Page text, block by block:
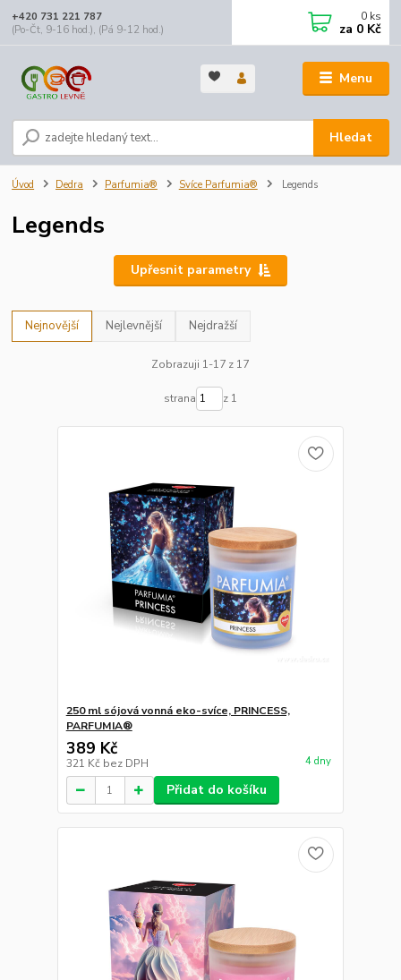
Menu
Hledat
+420 731 221 787
(Po-Čt, 9-16 hod.), (Pá 9-12 hod.)
0 ks
za 0 Kč
Úvod Dedra Parfumia® Svíce Parfumia® Legends
Legends
Upřesnit parametry
Nejnovější Nejlevnější Nejdražší
Zobrazuji 1-17 z 17
strana z 1
250 ml sójová vonná eko-svíce, PRINCESS,
PARFUMIA®
389 Kč
321 Kč bez DPH 4 dny
Přidat do košíku